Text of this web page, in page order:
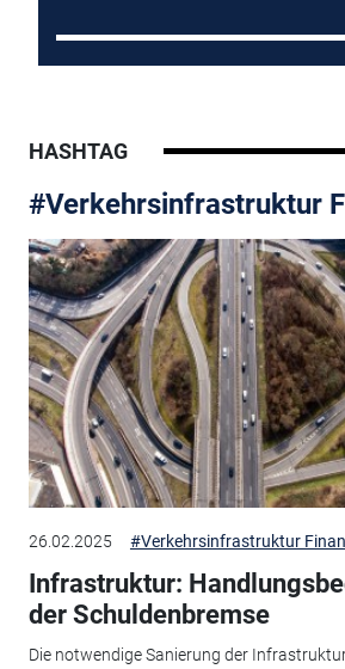
HASHTAG
#Verkehrsinfrastruktur
26.02.2025 #Verkehrsinfrastruktur
Infrastruktur:
der Schuldenbremse
Die notwendige Sanierung der